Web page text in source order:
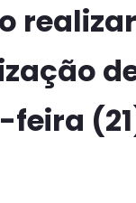
realizar